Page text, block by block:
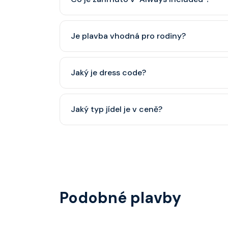
Je plavba vhodná pro rodiny?
dětský klub (od 3 let).
Jaký je dress code?
smoking.
Jaký typ jídel je v ceně?
Podobné plavby